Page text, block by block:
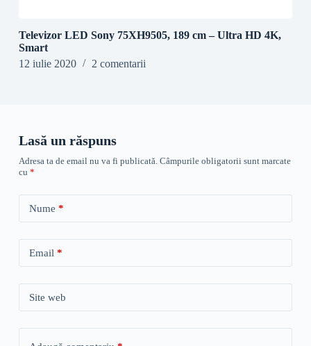
Televizor LED Sony 75XH9505, 189 cm – Ultra HD 4K,
Smart
12 iulie 2020
2 comentarii
Lasă un răspuns
Adresa ta de email nu va fi publicată. Câmpurile obligatorii sunt marcate
cu *
Nume *
Email *
Site web